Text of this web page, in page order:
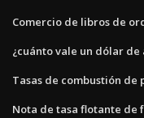
Comercio de libros de
¿cuánto vale un dólar de
Tasas de combustión de
Nota de tasa flotante de